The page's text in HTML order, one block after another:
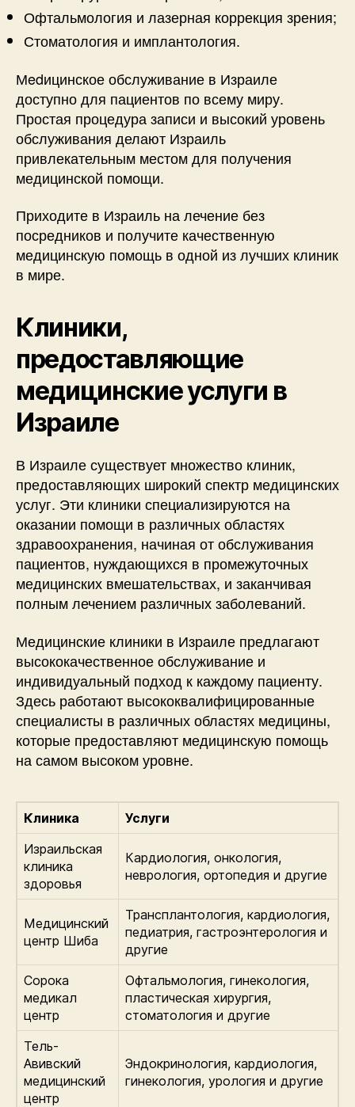
Офтальмология и лазерная коррекция зрения;
Стоматология и имплантология.
Мedицинское обслуживание в Израиле
доступно для пациентов по всему миру.
Простая процедура записи и высокий уровень
обслуживания делают Израиль
привлекательным местом для получения
медицинской помощи.
Приходите в Израиль на лечение без
посредников и получите качественную
медицинскую помощь в одной из лучших клиник
в мире.
Клиники,
предоставляющие
медицинские услуги в
Израиле
В Израиле существует множество клиник,
предоставляющих широкий спектр медицинских
услуг. Эти клиники специализируются на
оказании помощи в различных областях
здравоохранения, начиная от обслуживания
пациентов, нуждающихся в промежуточных
медицинских вмешательствах, и заканчивая
полным лечением различных заболеваний.
Медицинские клиники в Израиле предлагают
высококачественное обслуживание и
индивидуальный подход к каждому пациенту.
Здесь работают высококвалифицированные
специалисты в различных областях медицины,
которые предоставляют медицинскую помощь
на самом высоком уровне.
Клиника
Услуги
Израильская
клиника
здоровья
Кардиология, онкология,
неврология, ортопедия и другие
Медицинский
центр Шиба
Трансплантология, кардиология,
педиатрия, гастроэнтерология и
другие
Сорока
медикал
центр
Офтальмология, гинекология,
пластическая хирургия,
стоматология и другие
Тель-
Авивский
медицинский
центр
Эндокринология, кардиология,
гинекология, урология и другие